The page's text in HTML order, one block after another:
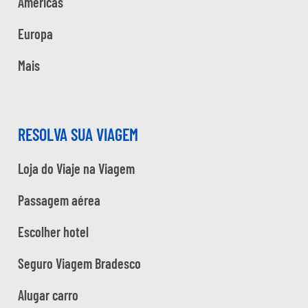
Europa
Mais
RESOLVA SUA VIAGEM
Loja do Viaje na Viagem
Passagem aérea
Escolher hotel
Seguro Viagem Bradesco
Alugar carro